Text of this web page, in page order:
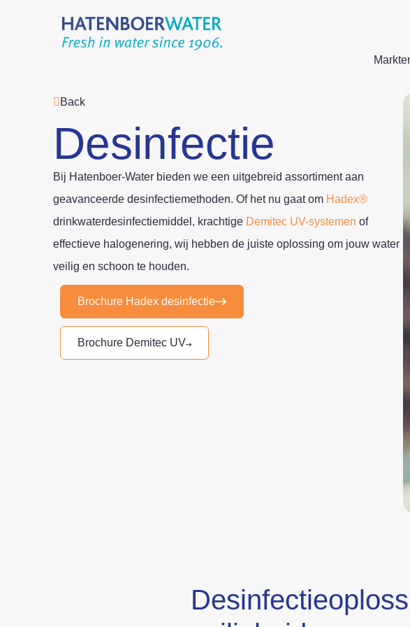
Back
Desinfectie
Bij Hatenboer-Water bieden we een uitgebreid assortiment aan
geavanceerde desinfectiemethoden. Of het nu gaat om Hadex®
drinkwaterdesinfectiemiddel, krachtige Demitec UV-systemen of
effectieve halogenering, wij hebben de juiste oplossing om jouw water
veilig en schoon te houden.
Brochure Hadex desinfectie
Brochure Demitec UV